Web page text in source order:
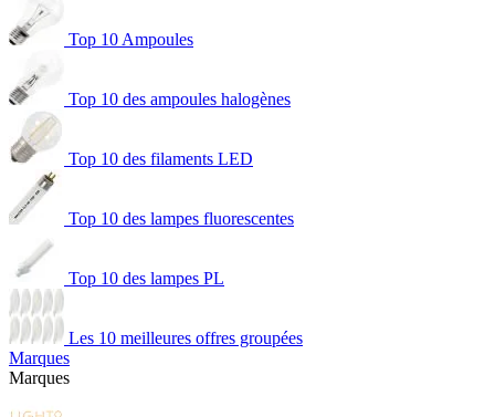
Top 10 Ampoules
Top 10 des ampoules halogènes
Top 10 des filaments LED
Top 10 des lampes fluorescentes
Top 10 des lampes PL
Les 10 meilleures offres groupées
Marques
Marques